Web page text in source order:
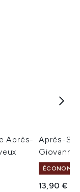
Après-
Après-
Giovanni
13,90 €